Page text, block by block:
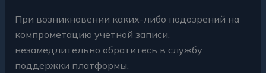
При возникновении каких-либо подозрений на
компрометацию учетной записи,
незамедлительно обратитесь в службу
поддержки платформы.